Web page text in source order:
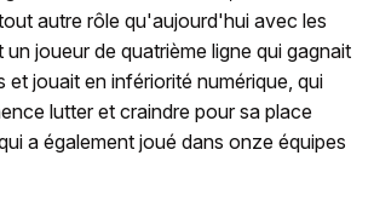
autre rôle qu'aujourd'hui avec les
un joueur de quatrième ligne qui gagnait
et jouait en infériorité numérique, qui
lutter et craindre pour sa place
a également joué dans onze équipes